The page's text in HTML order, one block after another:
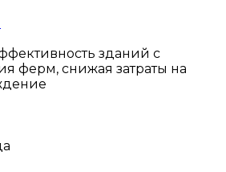
зданий с
ферм, снижая затраты на